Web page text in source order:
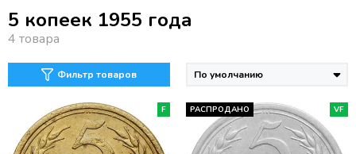
5 копеек 1955 года
Фильтр товаров
F РАСПРОДАНО VF